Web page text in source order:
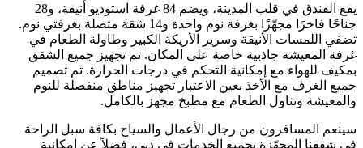
يقع الفندق في قلب المدينة، ويضم 84 غرفة استوديو أنيقة، و28
جناحًا فاخرًا مجهّزًا بغرفة نوم واحدة و14 شقة متصلة بغرفتي نوم.
تضفي اللمسات الأنيقة وسرير الأريكة الكبير وطاولة الطعام في
غرفة المعيشة جاذبية خاصة على المكان. تم تجهيز جميع الشقق
بمكيف للهواء مع إمكانية التحكم في درجات الحرارة. تم تصميم
جميع الغرف مع الأخذ بعين الاعتبار تجهيز مناطق منفصلة للنوم
والمعيشة وتناول الطعام مع مطبخ مجهز بالكامل.
سينعم المسافرون من رجال الأعمال والسياح بكافة سبل الراحة
في شققنا المجهّزة بجميع الخدمات في دبي، فضلاً عن إمكانية